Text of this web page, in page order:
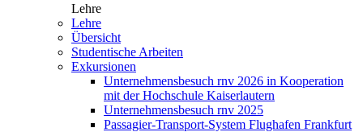
Lehre
Lehre
Übersicht
Studentische Arbeiten
Exkursionen
Unternehmensbesuch rnv 2026 in Kooperation
mit der Hochschule Kaiserlautern
Unternehmensbesuch rnv 2025
Passagier-Transport-System Flughafen Frankfurt